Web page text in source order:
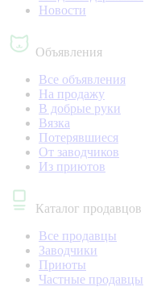
Новости
Объявления
Все объявления
На продажу
В добрые руки
Вязка
Потерявшиеся
От заводчиков
Из приютов
Каталог продавцов
Все продавцы
Заводчики
Приюты
Частные продавцы